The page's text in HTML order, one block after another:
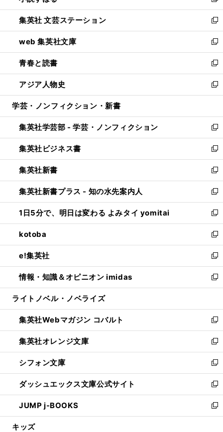
開
く
ウ
ィ
ン
ド
ウ
で
開
く
し
い
ウ
ィ
ン
ド
ウ
で
開
集英社 文芸ステーション
新
し
い
ウ
ィ
ン
ド
ウ
開
く
web 集英社文庫
新
し
い
ウ
ィ
ン
ウ
で
開
く
青春と読書
新
し
い
ウ
ン
ド
ウ
で
開
く
アジア人物史
新
し
ウ
ィ
ン
ド
ウ
で
開
く
学芸・ノンフィクション・新書
集英社学芸部 - 学芸・ノンフィクション
新
し
い
ウ
ィ
ン
ド
ウ
で
開
く
集英社ビジネス書
新
し
い
ウ
ィ
ン
ド
ウ
で
開
く
集英社新書
新
し
い
ウ
ィ
ン
ド
ウ
で
開
く
集英社新書プラス - 知の水先案内人
新
し
い
ウ
ィ
ン
ド
ウ
で
開
1日5分で、明日は変わる よみタイ yomitai
新
し
い
ウ
ィ
ン
ド
ウ
開
く
kotoba
新
し
い
ウ
ィ
ン
ウ
で
開
く
e!集英社
新
し
い
ウ
ン
ド
ウ
で
開
く
情報・知識＆オピニオン imidas
新
し
ウ
ィ
ン
ド
ウ
で
開
く
ライトノベル・ノベライズ
集英社Webマガジン コバルト
新
し
い
ウ
ィ
ン
ド
ウ
で
開
集英社オレンジ文庫
新
し
い
ウ
ィ
ン
ド
ウ
シフォン文庫
新
し
い
ウ
ィ
ン
ダッシュエックス文庫公式サイト
新
し
い
ウ
JUMP j-BOOKS
新
し
キッズ